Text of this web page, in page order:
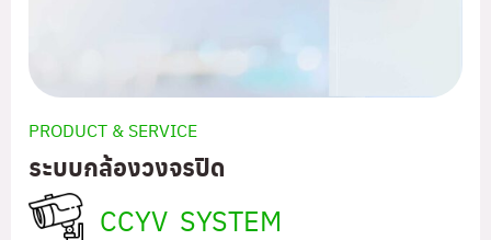
PRODUCT & SERVICE
ระบบกล้องวงจรปิด
CCYV SYSTEM